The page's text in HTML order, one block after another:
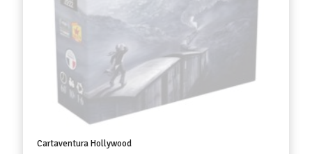
Cartaventura Hollywood